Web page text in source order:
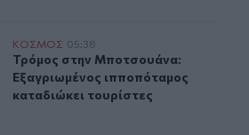
Εξαγριωμένος ιπποπόταμος
ΚΟΣΜΟΣ 05:38
Τρόμος στην Μποτσουάνα:
Τρόμος στην Μποτσουάνα:
Εξαγριωμένος ιπποπόταμος
καταδιώκει τουρίστες